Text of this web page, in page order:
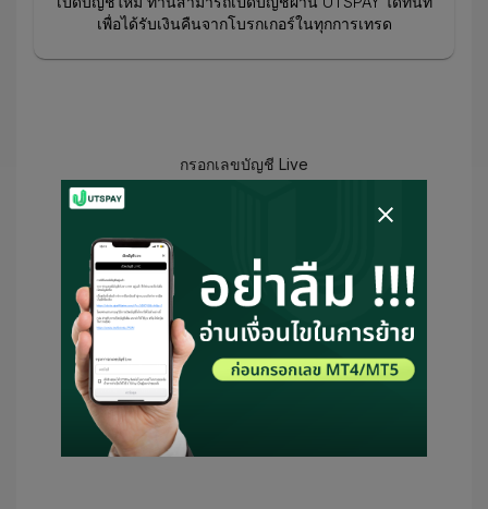
เพื่อได้รับเงินคืนจากโบรกเกอร์ในทุกการเทรด
กรอกเลขบัญชี Live
ฉันได้ยอมรับ ข้อกำหนดในการใช้งาน
และ
นโยบายความเป็นส่วนตัว และ ยินยอมให้
UTSPAY สามารถเป็นตัวแทนหรือติดต่อ
โบรกเกอร์ในนามของฉัน โดยถ้าหากมี
เงื่อนไขจำเป็น จะถือว่า UTSPAY เป็นผู้
แนะนำของฉัน